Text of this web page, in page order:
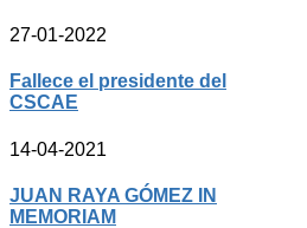
27-01-2022
Fallece el presidente del
CSCAE
14-04-2021
JUAN RAYA GÓMEZ IN
MEMORIAM